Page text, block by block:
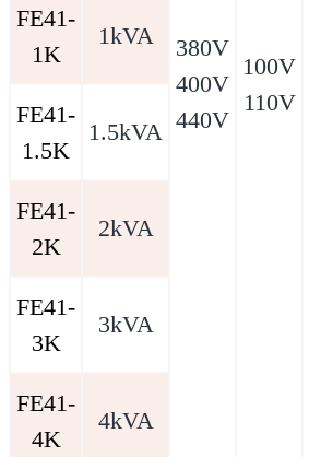
380V
400V
440V
100V
110V
FE41-
1K
1kVA
FE41-
1.5K
1.5kVA
FE41-
2K
2kVA
FE41-
3K
3kVA
FE41-
4K
4kVA